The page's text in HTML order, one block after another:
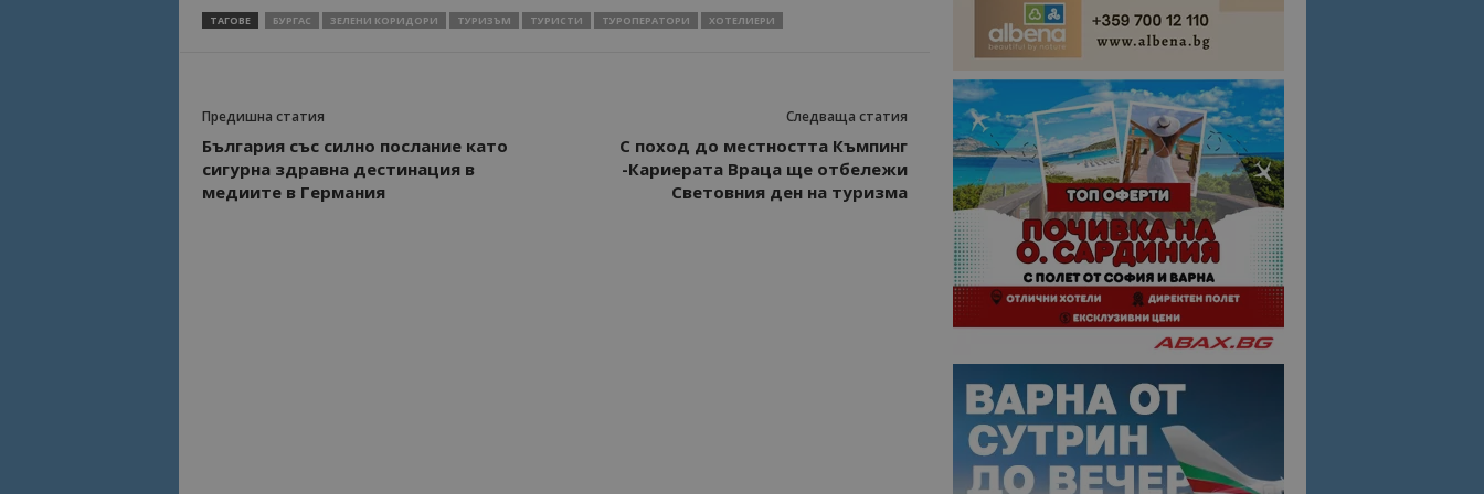
ТАГОВЕ БУРГАС ЗЕЛЕНИ КОРИДОРИ ТУРИЗЪМ ТУРИСТИ ТУРОПЕРАТОРИ ХОТЕЛИЕРИ
Предишна статия
България със силно послание като
сигурна здравна дестинация в
медиите в Германия
Следваща статия
С поход до местността Къмпинг
-Кариерата Враца ще отбележи
Световния ден на туризма